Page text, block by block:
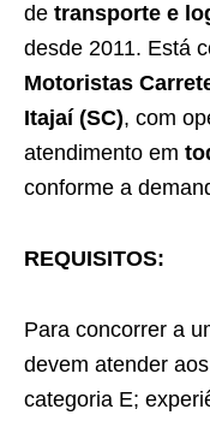
de transporte e
desde 2011. Está
Motoristas
Itajaí (SC), com
atendimento em
conforme a
REQUISITOS:
Para concorrer a
devem atender
categoria E;